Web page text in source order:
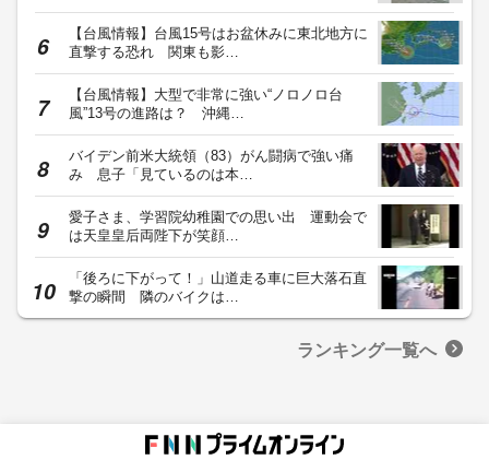
【台風情報】台風15号はお盆休みに東北地方に
直撃する恐れ 関東も影…
【台風情報】大型で非常に強い“ノロノロ台
風”13号の進路は？ 沖縄…
バイデン前米大統領（83）がん闘病で強い痛
み 息子「見ているのは本…
愛子さま、学習院幼稚園での思い出 運動会で
は天皇皇后両陛下が笑顔…
「後ろに下がって！」山道走る車に巨大落石直
撃の瞬間 隣のバイクは…
ランキング一覧へ